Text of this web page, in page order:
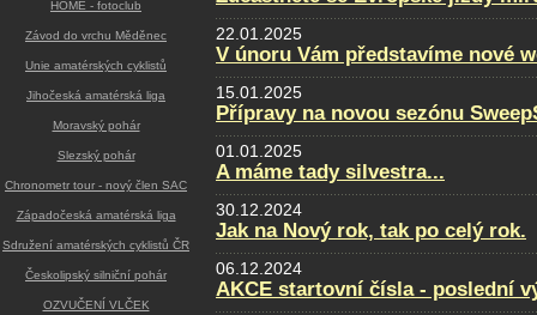
HOME - fotoclub
Závod do vrchu Měděnec
Unie amatérských cyklistů
Jihočeská amatérská liga
Moravský pohár
Slezský pohár
Chronometr tour - nový člen SAC
Západočeská amatérská liga
Sdružení amatérských cyklistů ČR
Českolipský silniční pohár
OZVUČENÍ VLČEK
22.01.2025
V únoru Vám představíme nové
15.01.2025
Přípravy na novou sezónu
01.01.2025
A máme tady silvestra...
30.12.2024
Jak na Nový rok, tak po celý rok.
06.12.2024
AKCE startovní čísla - poslední